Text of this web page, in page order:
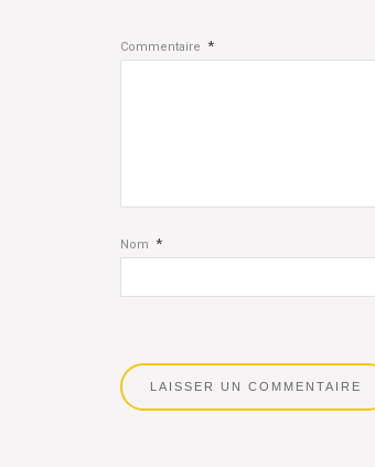
Commentaire *
Nom *